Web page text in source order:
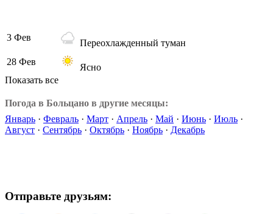
3 Фев
Переохлажденный туман
28 Фев
Ясно
Показать все
Погода в Больцано в другие месяцы:
Январь · Февраль · Март · Апрель · Май · Июнь · Июль ·
Август · Сентябрь · Октябрь · Ноябрь · Декабрь
Отправьте друзьям: